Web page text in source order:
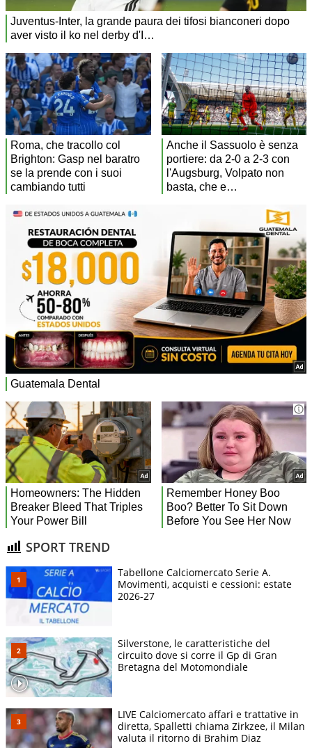
SPORT TREND
Tabellone Calciomercato Serie A.
Movimenti, acquisti e cessioni: estate
2026-27
Silverstone, le caratteristiche del
circuito dove si corre il Gp di Gran
Bretagna del Motomondiale
LIVE Calciomercato affari e trattative in
diretta, Spalletti chiama Zirkzee, il Milan
valuta il ritorno di Brahim Diaz